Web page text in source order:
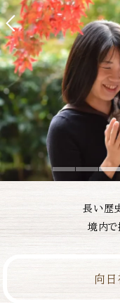
長い歴
境内で
向